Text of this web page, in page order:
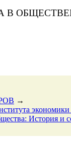
В
→
и современность, № 3, 30